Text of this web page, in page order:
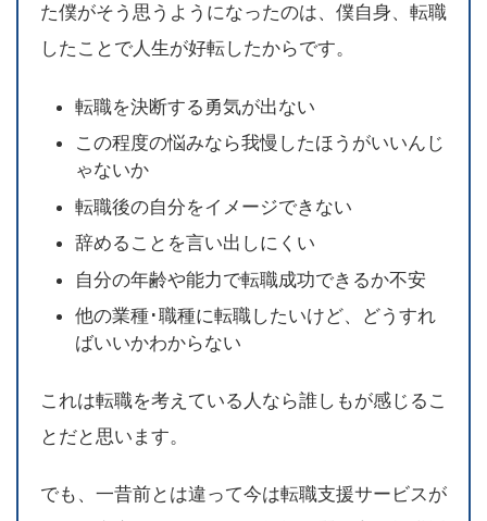
た僕がそう思うようになったのは、僕自身、転職
したことで人生が好転したからです。
転職を決断する勇気が出ない
この程度の悩みなら我慢したほうがいいんじ
ゃないか
転職後の自分をイメージできない
辞めることを言い出しにくい
自分の年齢や能力で転職成功できるか不安
他の業種･職種に転職したいけど、どうすれ
ばいいかわからない
これは転職を考えている人なら誰しもが感じるこ
とだと思います。
でも、一昔前とは違って今は転職支援サービスが